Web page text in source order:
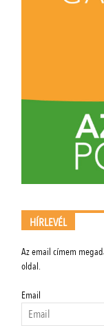
HÍRLEVÉL
Az email címem
oldal.
Email